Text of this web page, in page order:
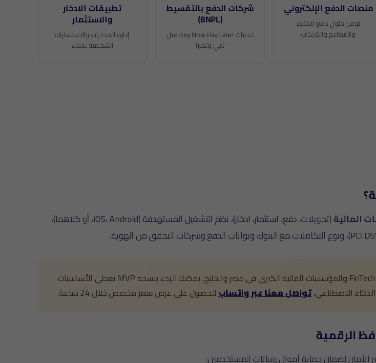
منصات الدفع الإلكتروني
توفير حلول دفع للمتاجر
والمطاعم والشركات
شركات الدفع بالتقسيط
(BNPL)
خدمات Buy Now Pay Later مثل
تابي وتمارا
تطبيقات الادخار
والاستثمار
إدارة المدخرات والاستثمارات
الشخصية بذكاء
المالية
(تحويلات، دفع، استثمار، ادخار)، نظم التشغيل المستهدفة (iOS، Android، أو كلاهما)،
تناسب الشركات الناشئة في FinTech والمؤسسات المالية الكبرى في مصر والخليج. يمكنك البدء بنسخة MVP تغطي الأساسيات
الاصطناعي.تواصل معنا عبر واتسابللحصول على عرض سعر مخصص خلال 24 ساعة.
الرقمية